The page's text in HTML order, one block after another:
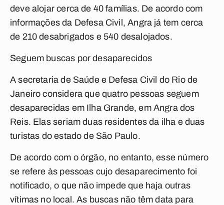
deve alojar cerca de 40 famílias. De acordo com
informações da Defesa Civil, Angra já tem cerca
de 210 desabrigados e 540 desalojados.
Seguem buscas por desaparecidos
A secretaria de Saúde e Defesa Civil do Rio de
Janeiro considera que quatro pessoas seguem
desaparecidas em Ilha Grande, em Angra dos
Reis. Elas seriam duas residentes da ilha e duas
turistas do estado de São Paulo.
De acordo com o órgão, no entanto, esse número
se refere às pessoas cujo desaparecimento foi
notificado, o que não impede que haja outras
vítimas no local. As buscas não têm data para